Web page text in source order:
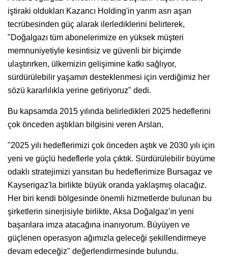
iştiraki oldukları Kazancı Holding'in yarım asrı aşan
tecrübesinden güç alarak ilerlediklerini belirterek,
"Doğalgazı tüm abonelerimize en yüksek müşteri
memnuniyetiyle kesintisiz ve güvenli bir biçimde
ulaştırırken, ülkemizin gelişimine katkı sağlıyor,
sürdürülebilir yaşamın desteklenmesi için verdiğimiz her
sözü kararlılıkla yerine getiriyoruz" dedi.
Bu kapsamda 2015 yılında belirledikleri 2025 hedeflerini
çok önceden aştıkları bilgisini veren Arslan,
"2025 yılı hedeflerimizi çok önceden aştık ve 2030 yılı için
yeni ve güçlü hedeflerle yola çıktık. Sürdürülebilir büyüme
odaklı stratejimizi yansıtan bu hedeflerimize Bursagaz ve
Kayserigaz'la birlikte büyük oranda yaklaşmış olacağız.
Her biri kendi bölgesinde önemli hizmetlerde bulunan bu
şirketlerin sinerjisiyle birlikte, Aksa Doğalgaz'ın yeni
başarılara imza atacağına inanıyorum. Büyüyen ve
güçlenen operasyon ağımızla geleceği şekillendirmeye
devam edeceğiz" değerlendirmesinde bulundu.